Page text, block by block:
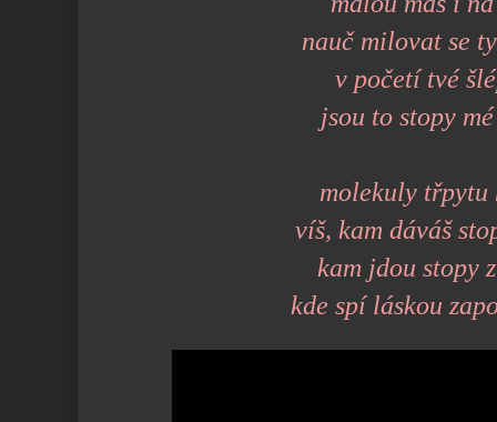
nauč milovat se
v početí tvé
jsou to stopy
molekuly třpytu
víš, kam dáváš
kam jdou stopy
kde spí láskou